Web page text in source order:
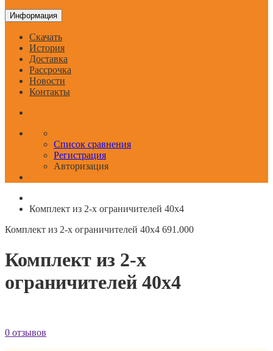
Информация
Скачать
История
Доставка
Рассрочка
Новости
Контакты
Список сравнения
Регистрация
Авторизация
Комплект из 2-х ограничителей 40x4
Комплект из 2-х ограничителей 40x4 691.000
Комплект из 2-х
ограничителей 40x4
0 отзывов